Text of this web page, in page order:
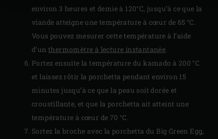
environ 3 heures et demie à 120°C, jusqu’à ce que la
viande atteigne une température à cœur de 65 °C.
Vous pouvez mesurer cette température à l’aide
d’un thermomètre à lecture instantanée
Portez ensuite la température du kamado à 200 °C
et laissez rôtir la porchetta pendant environ 15
minutes jusqu’à ce que la peau soit dorée et
croustillante, et que la porchetta ait atteint une
température à cœur de 70 °C.
Sortez la broche avec la porchetta du Big Green Egg,